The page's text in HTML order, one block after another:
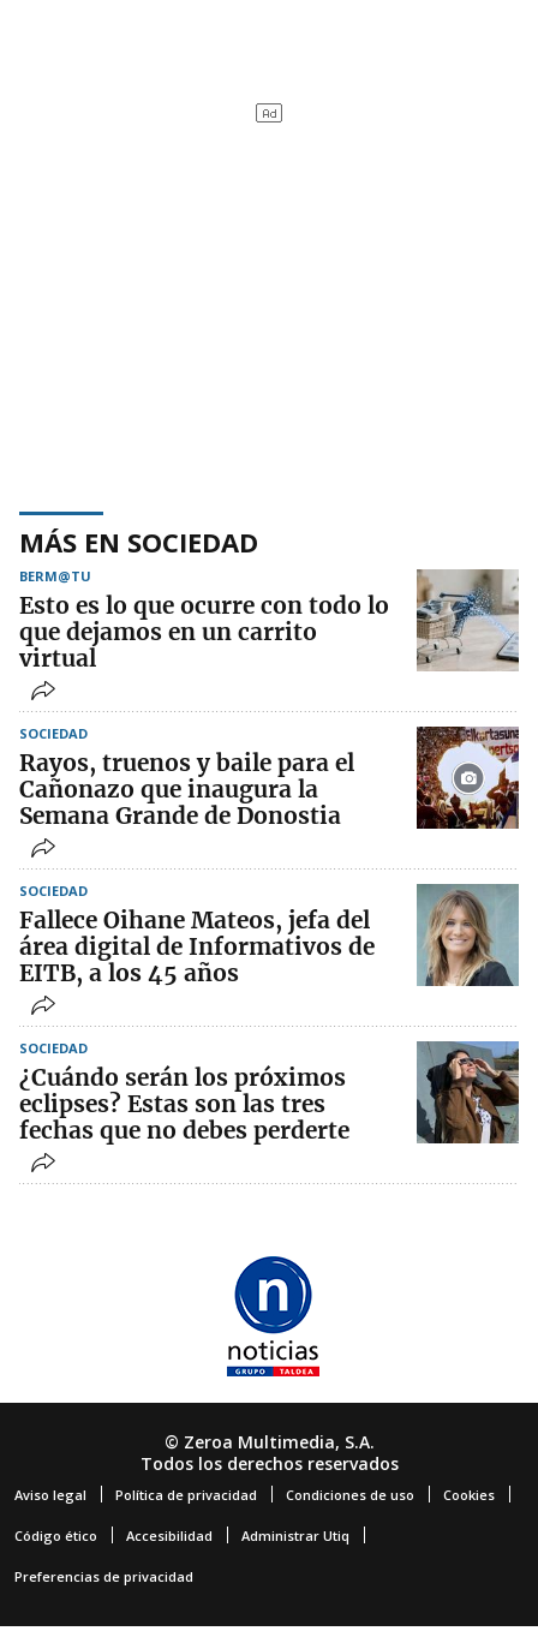
MÁS EN SOCIEDAD
BERM@TU
Esto es lo que ocurre con todo lo
que dejamos en un carrito
virtual
SOCIEDAD
Rayos, truenos y baile para el
Cañonazo que inaugura la
Semana Grande de Donostia
SOCIEDAD
Fallece Oihane Mateos, jefa del
área digital de Informativos de
EITB, a los 45 años
SOCIEDAD
¿Cuándo serán los próximos
eclipses? Estas son las tres
fechas que no debes perderte
© Zeroa Multimedia, S.A.
Todos los derechos reservados
Aviso legal Política de privacidad Condiciones de uso Cookies
Código ético Accesibilidad Administrar Utiq
Preferencias de privacidad